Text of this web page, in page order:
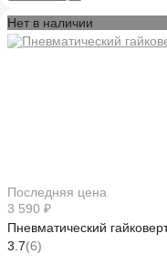
Нет в наличии
Последняя цена
3 590 ₽
Пневматический
3.7(6)